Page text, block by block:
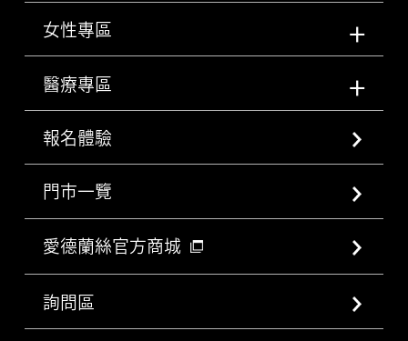
女性專區
醫療專區
報名體驗
門市一覽
愛德蘭絲官方商城
詢問區